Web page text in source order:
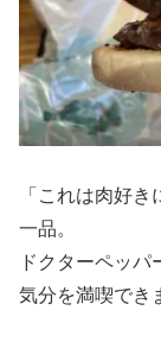
「これは肉好
一品。
ドクターペッ
気分を満喫でき